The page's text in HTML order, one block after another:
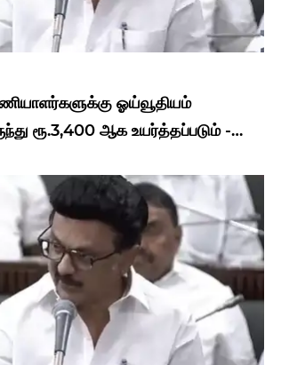
ஓய்வூதியம்
ரூ.3,400 ஆக உயர்த்தப்படும் -